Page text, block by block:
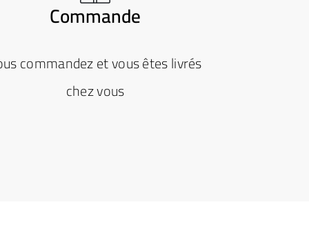
Commande
commandez et vous êtes livrés
chez vous